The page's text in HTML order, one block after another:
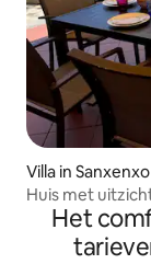
Villa in Sanxenxo
Huis met
Het